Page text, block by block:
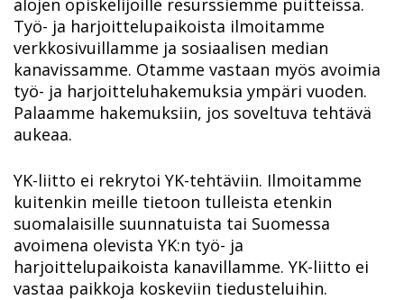
Työ- ja harjoittelupaikoista ilmoitamme
verkkosivuillamme ja sosiaalisen median
kanavissamme. Otamme vastaan myös avoimia
työ- ja harjoitteluhakemuksia ympäri vuoden.
Palaamme hakemuksiin, jos soveltuva tehtävä
aukeaa.
YK-liitto ei rekrytoi YK-tehtäviin. Ilmoitamme
kuitenkin meille tietoon tulleista etenkin
suomalaisille suunnatuista tai Suomessa
avoimena olevista YK:n työ- ja
harjoittelupaikoista kanavillamme. YK-liitto ei
vastaa paikkoja koskeviin tiedusteluihin.